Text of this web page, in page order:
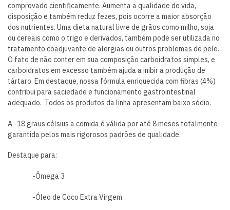
comprovado cientificamente. Aumenta a qualidade de vida,
disposição e também reduz fezes, pois ocorre a maior absorção
dos nutrientes. Uma dieta natural livre de grãos como milho, soja
ou cereais como o trigo e derivados, também pode ser utilizada no
tratamento coadjuvante de alergias ou outros problemas de pele.
O fato de não conter em sua composição carboidratos simples, e
carboidratos em excesso também ajuda a inibir a produção de
tártaro. Em destaque, nossa fórmula enriquecida com fibras (4%)
contribui para saciedade e funcionamento gastrointestinal
adequado. Todos os produtos da linha apresentam baixo sódio.
A -18 graus célsius a comida é válida por até 8 meses totalmente
garantida pelos mais rigorosos padrões de qualidade.
Destaque para:
-Ômega 3
-Óleo de Coco Extra Virgem